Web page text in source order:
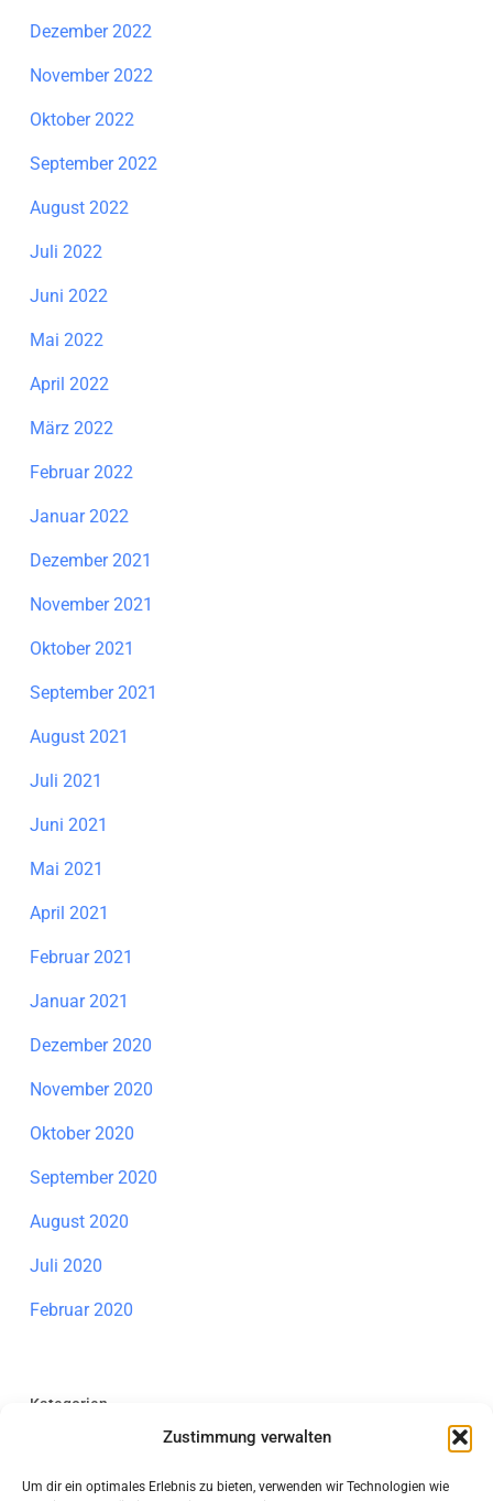
Zustimmung verwalten
Um dir ein optimales Erlebnis zu bieten, verwenden wir Technologien wie
Dezember 2022
November 2022
Oktober 2022
September 2022
August 2022
Juli 2022
Juni 2022
Mai 2022
April 2022
März 2022
Februar 2022
Januar 2022
Dezember 2021
November 2021
Oktober 2021
September 2021
August 2021
Juli 2021
Juni 2021
Mai 2021
April 2021
Februar 2021
Januar 2021
Dezember 2020
November 2020
Oktober 2020
September 2020
August 2020
Juli 2020
Februar 2020
Kategorien